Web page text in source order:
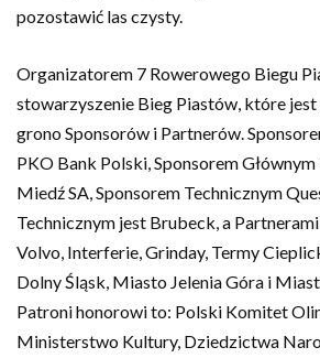
pozostawić las czysty.
Organizatorem 7 Rowerowego Biegu
stowarzyszenie Bieg Piastów, które
grono Sponsorów i Partnerów.
PKO Bank Polski, Sponsorem
Miedź SA, Sponsorem Technicznym
Technicznym jest Brubeck, a
Volvo, Interferie, Grinday, Termy
Dolny Śląsk, Miasto Jelenia Góra i
Patroni honorowi to: Polski Komitet
Ministerstwo Kultury, Dziedzictwa